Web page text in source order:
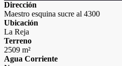
Dirección
Maestro esquina sucre al 4300
Ubicación
La Reja
Terreno
2509 m²
Agua Corriente